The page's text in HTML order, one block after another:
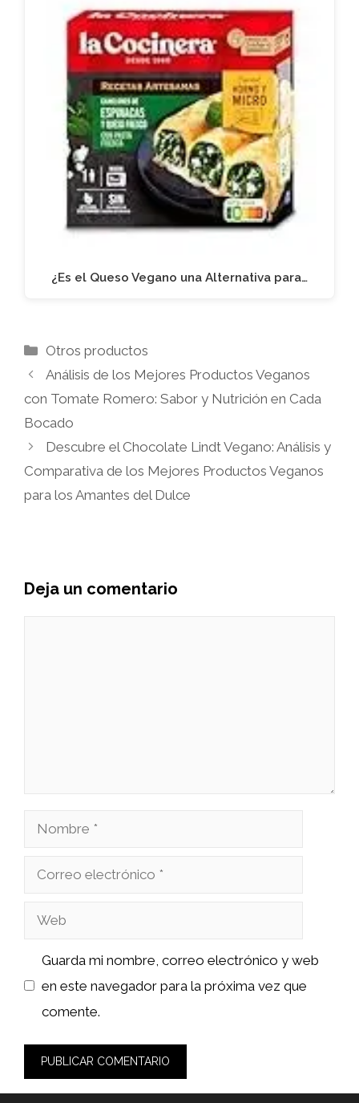
¿Es el Queso Vegano una Alternativa para…
Categorías
Otros productos
Análisis de los Mejores Productos Veganos
con Tomate Romero: Sabor y Nutrición en Cada
Bocado
Descubre el Chocolate Lindt Vegano: Análisis y
Comparativa de los Mejores Productos Veganos
para los Amantes del Dulce
Deja un comentario
Nombre
Correo
Web
Guarda mi nombre, correo electrónico y web
en este navegador para la próxima vez que
comente.